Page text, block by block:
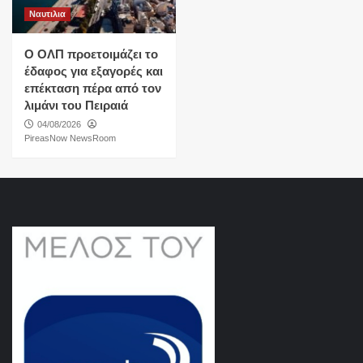
Ναυτιλια
O ΟΛΠ προετοιμάζει το
έδαφος για εξαγορές και
επέκταση πέρα από τον
λιμάνι του Πειραιά
04/08/2026
PireasNow NewsRoom